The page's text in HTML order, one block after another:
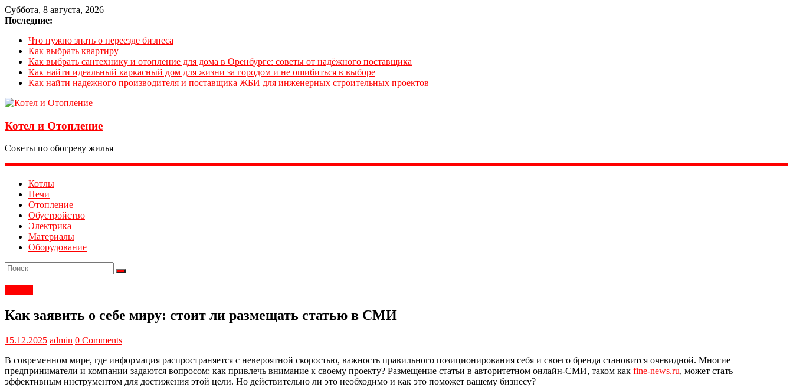
Суббота, 8 августа, 2026
Последние:
Что нужно знать о переезде бизнеса
Как выбрать квартиру
Как выбрать сантехнику и отопление для дома в Оренбурге: советы от надёжного поставщика
Как найти идеальный каркасный дом для жизни за городом и не ошибиться в выборе
Как найти надежного производителя и поставщика ЖБИ для инженерных строительных проектов
Котел и Отопление
Советы по обогреву жилья
Котлы
Печи
Отопление
Обустройство
Электрика
Материалы
Оборудование
Как заявить о себе миру: стоит ли размещать статью в СМИ
15.12.2025 admin 0 Comments
В современном мире, где информация распространяется с невероятной скоростью, важность правильного позиционирования себя и своего бренда становится очевидной. Многие
предприниматели и компании задаются вопросом: как привлечь внимание к своему проекту? Размещение статьи в авторитетном онлайн-СМИ, таком как fine-news.ru, может стать
эффективным инструментом для достижения этой цели. Но действительно ли это необходимо и как это поможет вашему бизнесу?